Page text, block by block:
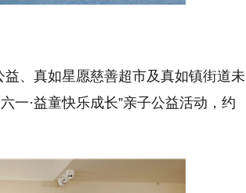
、真如星愿慈善超市及真如镇街道未
一·益童快乐成长”亲子公益活动，约